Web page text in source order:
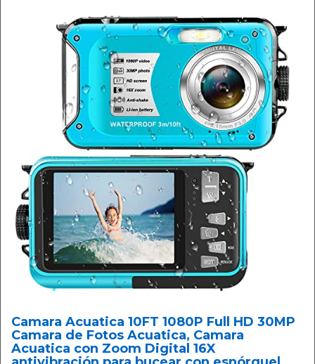
Camara Acuatica 10FT 1080P Full HD 30MP
Camara de Fotos Acuatica, Camara
Acuatica con Zoom Digital 16X